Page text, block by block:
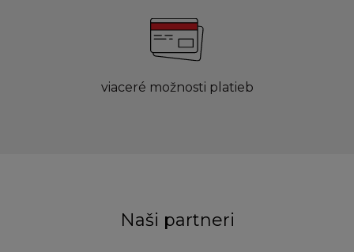
viaceré možnosti platieb
Naši partneri